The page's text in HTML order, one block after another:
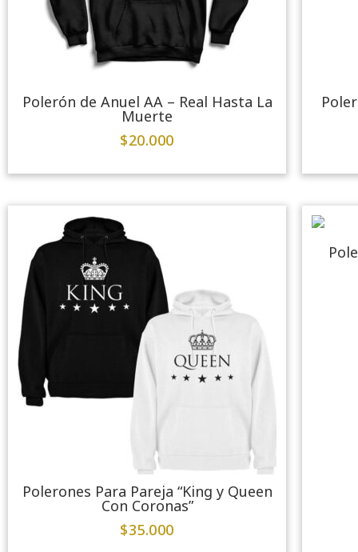
Polerón de Anuel AA – Real Hasta La
Muerte
$20.000
Polerones Para Pareja “King y Queen
Con Coronas”
$35.000